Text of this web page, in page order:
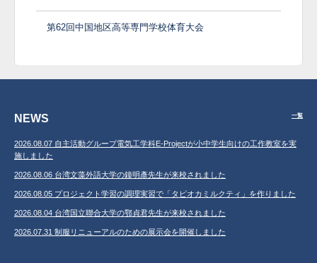
第62回中国地区高等専門学校体育大会
NEWS 一覧
2026.08.07 自主活動グループ電気工学科E-Projectが小中学生向けの工作教室を実
施しました
2026.08.06 台湾文藻外語大学の鐘明彥先生が来校されました
2026.08.05 プロジェクト学習の調理実習で「タピオカミルクティ」を作りました
2026.08.04 台湾国立聯合大学の鄂貞君先生が来校されました
2026.07.31 制服リニューアルのための展示会を開催しました